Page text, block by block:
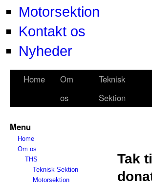
Motorsektion
Kontakt os
Nyheder
Home
Om
os
Teknisk
Sektion
Menu
Home
Om os
THS
Teknisk Sektion
Motorsektion
Tak